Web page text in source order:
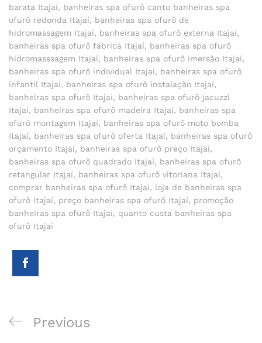
barata Itajaí, banheiras spa ofurô canto banheiras spa
ofurô redonda Itajaí, banheiras spa ofurô de
hidromassagem Itajaí, banheiras spa ofurô externa Itajaí,
banheiras spa ofurô fábrica Itajaí, banheiras spa ofurô
hidromasssagem Itajaí, banheiras spa ofurô imersão Itajaí,
banheiras spa ofurô individual Itajaí, banheiras spa ofurô
infantil Itajaí, banheiras spa ofurô instalação Itajaí,
banheiras spa ofurô Itajaí, banheiras spa ofurô jacuzzi
Itajaí, banheiras spa ofurô madeira Itajaí, banheiras spa
ofurô montagem Itajaí, banheiras spa ofurô moto bomba
Itajaí, banheiras spa ofurô oferta Itajaí, banheiras spa ofurô
orçamento Itajaí, banheiras spa ofurô preço Itajaí,
banheiras spa ofurô quadrado Itajaí, banheiras spa ofurô
retangular Itajaí, banheiras spa ofurô vitoriana Itajaí,
comprar banheiras spa ofurô Itajaí, loja de banheiras spa
ofurô Itajaí, preço banheiras spa ofurô Itajaí, promoção
banheiras spa ofurô Itajaí, quanto custa banheiras spa
ofurô Itajaí
Navegação
Previous
Previous